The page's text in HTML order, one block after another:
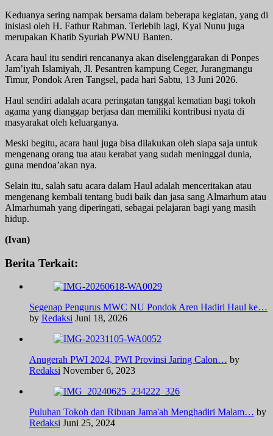
Keduanya sering nampak bersama dalam beberapa kegiatan, yang di
inisiasi oleh H. Fathur Rahman. Terlebih lagi, Kyai Nunu juga
merupakan Khatib Syuriah PWNU Banten.
Acara haul itu sendiri rencananya akan diselenggarakan di Ponpes
Jam’iyah Islamiyah, Jl. Pesantren kampung Ceger, Jurangmangu
Timur, Pondok Aren Tangsel, pada hari Sabtu, 13 Juni 2026.
Haul sendiri adalah acara peringatan tanggal kematian bagi tokoh
agama yang dianggap berjasa dan memiliki kontribusi nyata di
masyarakat oleh keluarganya.
Meski begitu, acara haul juga bisa dilakukan oleh siapa saja untuk
mengenang orang tua atau kerabat yang sudah meninggal dunia,
guna mendoa’akan nya.
Selain itu, salah satu acara dalam Haul adalah menceritakan atau
mengenang kembali tentang budi baik dan jasa sang Almarhum atau
Almarhumah yang diperingati, sebagai pelajaran bagi yang masih
hidup.
(Ivan)
Berita Terkait:
Segenap Pengurus MWC NU Pondok Aren Hadiri Haul ke…
by Redaksi Juni 18, 2026
Anugerah PWI 2024, PWI Provinsi Jaring Calon… by
Redaksi November 6, 2023
Puluhan Tokoh dan Ribuan Jama'ah Menghadiri Malam… by
Redaksi Juni 25, 2024